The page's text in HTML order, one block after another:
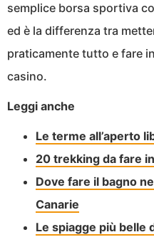
semplice borsa sportiva
ed è la differenza tra
praticamente tutto e fare
casino.
Leggi anche
Le terme all’aperto
20 trekking da fare
Dove fare il bagno
Canarie
Le spiagge più belle